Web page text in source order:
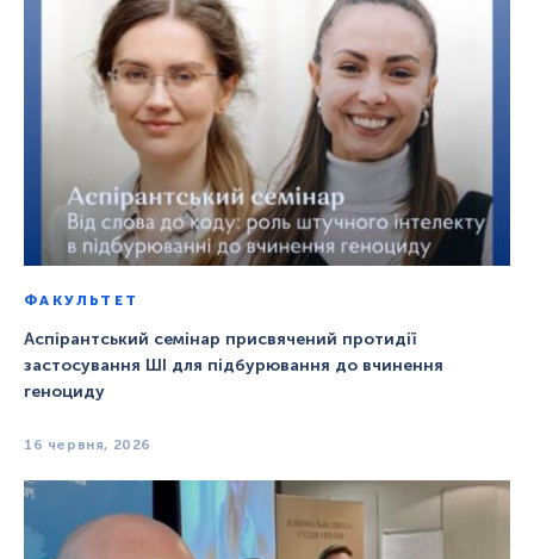
ФАКУЛЬТЕТ
Аспірантський семінар присвячений протидії
застосування ШІ для підбурювання до вчинення
геноциду
16 червня, 2026